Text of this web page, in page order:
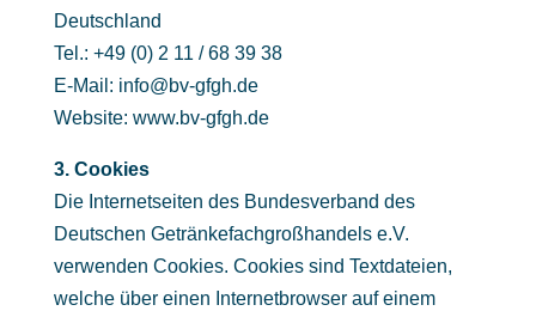
Deutschland
Tel.: +49 (0) 2 11 / 68 39 38
E-Mail: info@bv-gfgh.de
Website: www.bv-gfgh.de
3. Cookies
Die Internetseiten des Bundesverband des
Deutschen Getränkefachgroßhandels e.V.
verwenden Cookies. Cookies sind Textdateien,
welche über einen Internetbrowser auf einem